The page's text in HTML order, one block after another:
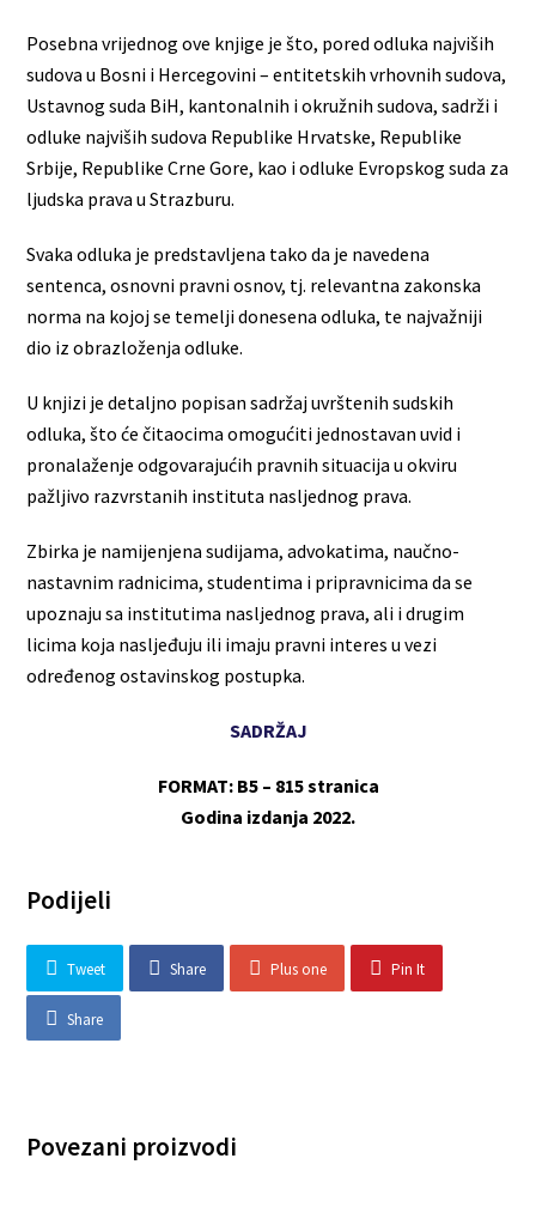
Posebna vrijednog ove knjige je što, pored odluka najviših
sudova u Bosni i Hercegovini – entitetskih vrhovnih sudova,
Ustavnog suda BiH, kantonalnih i okružnih sudova, sadrži i
odluke najviših sudova Republike Hrvatske, Republike
Srbije, Republike Crne Gore, kao i odluke Evropskog suda za
ljudska prava u Strazburu.
Svaka odluka je predstavljena tako da je navedena
sentenca, osnovni pravni osnov, tj. relevantna zakonska
norma na kojoj se temelji donesena odluka, te najvažniji
dio iz obrazloženja odluke.
U knjizi je detaljno popisan sadržaj uvrštenih sudskih
odluka, što će čitaocima omogućiti jednostavan uvid i
pronalaženje odgovarajućih pravnih situacija u okviru
pažljivo razvrstanih instituta nasljednog prava.
Zbirka je namijenjena sudijama, advokatima, naučno-
nastavnim radnicima, studentima i pripravnicima da se
upoznaju sa institutima nasljednog prava, ali i drugim
licima koja nasljeđuju ili imaju pravni interes u vezi
određenog ostavinskog postupka.
SADRŽAJ
FORMAT: B5 – 815 stranica
Godina izdanja 2022.
Podijeli
Tweet Share Plus one Pin It
Share
Povezani proizvodi